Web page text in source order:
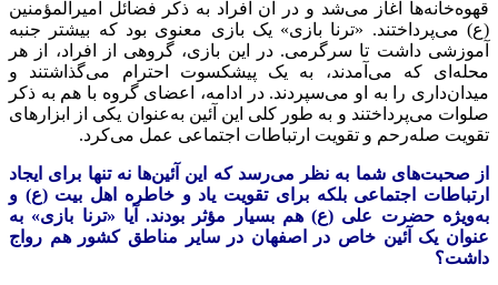
قهوه‌خانه‌ها آغاز می‌شد و در آن افراد به ذکر فضائل امیرالمؤمنین
(ع) می‌پرداختند. «ترنا بازی» یک بازی معنوی بود که بیشتر جنبه
آموزشی داشت تا سرگرمی. در این بازی، گروهی از افراد، از هر
محله‌ای که می‌آمدند، به یک پیشکسوت احترام می‌گذاشتند و
میدان‌داری را به او می‌سپردند. در ادامه، اعضای گروه با هم به ذکر
صلوات می‌پرداختند و به طور کلی این آئین به‌عنوان یکی از ابزارهای
تقویت صله‌رحم و تقویت ارتباطات اجتماعی عمل می‌کرد.
از صحبت‌های شما به نظر می‌رسد که این آئین‌ها نه تنها برای ایجاد
ارتباطات اجتماعی بلکه برای تقویت یاد و خاطره اهل بیت (ع) و
به‌ویژه حضرت علی (ع) هم بسیار مؤثر بودند. آیا «ترنا بازی» به
عنوان یک آئین خاص در اصفهان در سایر مناطق کشور هم رواج
داشت؟